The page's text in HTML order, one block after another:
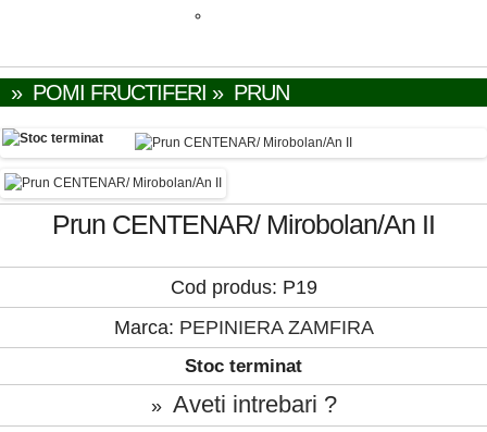
» POMI FRUCTIFERI » PRUN
Prun CENTENAR/ Mirobolan/An II
Cod produs: P19
Marca: PEPINIERA ZAMFIRA
Stoc terminat
» Aveti intrebari ?